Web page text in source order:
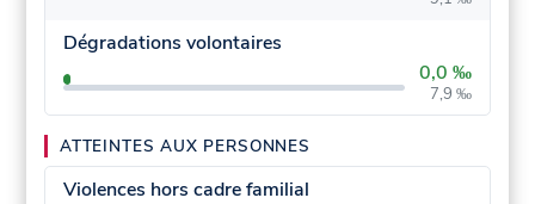
Dégradations volontaires
0,0 ‰
7,9 ‰
ATTEINTES AUX PERSONNES
Violences hors cadre familial